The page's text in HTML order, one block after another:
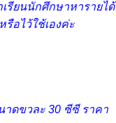
รียนนักศึกษาหารายได้
อไว้ใช้เองค่ะ
ดขวละ 30 ซีซี ราคา